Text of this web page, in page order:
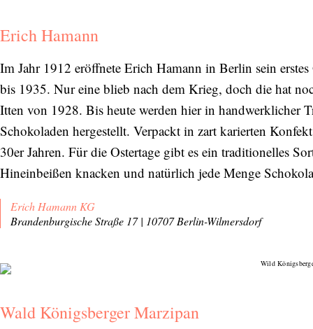
Erich Hamann
Im Jahr 1912 eröffnete Erich Hamann in Berlin sein
bis 1935. Nur eine blieb nach dem Krieg, doch die hat
Itten von 1928. Bis heute werden hier in handwerklicher
Schokoladen hergestellt. Verpackt in zart karierten
30er Jahren. Für die Ostertage gibt es ein traditionelles
Hineinbeißen knacken und natürlich jede Menge
Erich Hamann KG
Brandenburgische Straße 17 | 10707 Berlin-Wilmersdorf
Wald Königsberger Marzipan